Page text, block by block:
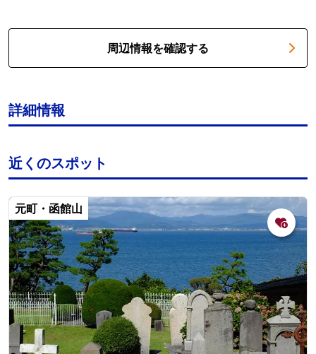
周辺情報を確認する
詳細情報
近くのスポット
元町・函館山